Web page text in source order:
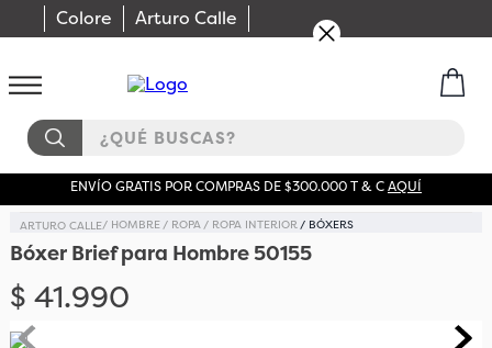
Colore Arturo Calle
¿QUÉ BUSCAS?
ENVÍO GRATIS POR COMPRAS DE $300.000 T & CAQUÍ
HOMBRE ROPA ROPA INTERIOR BÓXERS
Bóxer Brief para Hombre 50155
$ 41.990